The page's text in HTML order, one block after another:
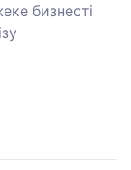
бизнесті